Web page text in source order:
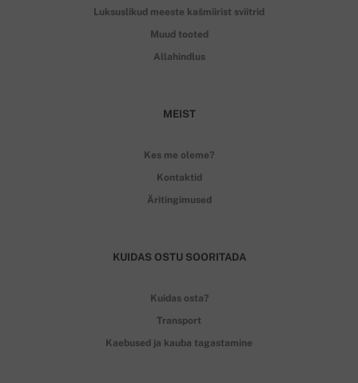
Luksuslikud meeste kašmiirist sviitrid
Muud tooted
Allahindlus
MEIST
Kes me oleme?
Kontaktid
Äritingimused
KUIDAS OSTU SOORITADA
Kuidas osta?
Transport
Kaebused ja kauba tagastamine